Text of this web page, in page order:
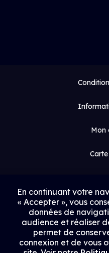
Mon
En continuant votre
« Accepter », vous
données de
audience et réaliser
permet de
connexion et de vous